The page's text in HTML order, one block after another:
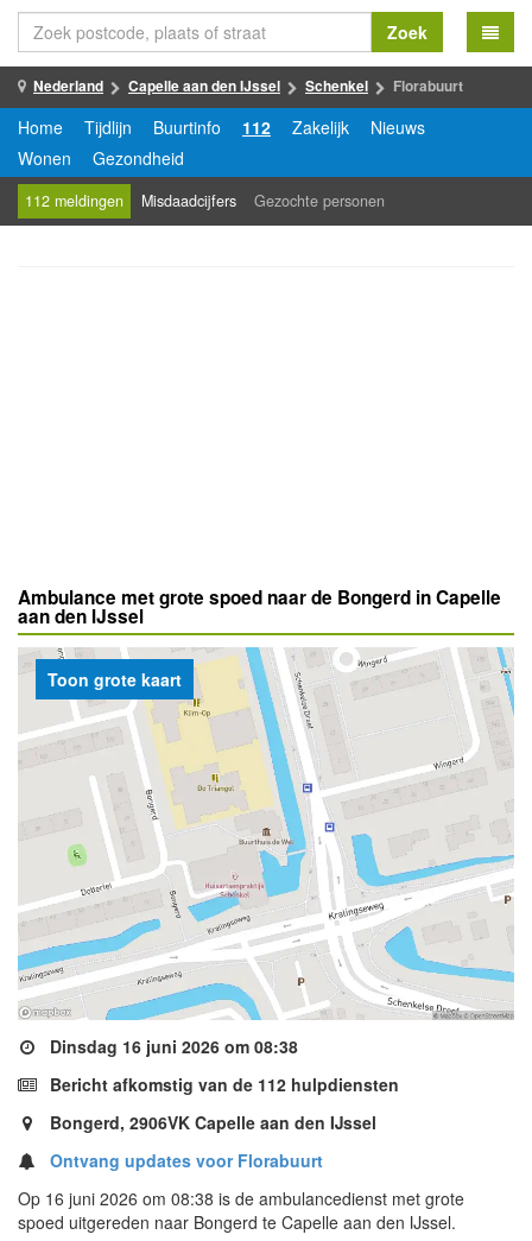
Zoek
Nederland Capelle aan den IJssel Schenkel Florabuurt
Home Tijdlijn Buurtinfo 112 Zakelijk
Nieuws
Wonen
Gezondheid
112 meldingen Misdaadcijfers Gezochte personen
Ambulance met grote spoed naar de Bongerd in Capelle
aan den IJssel
Dinsdag 16 juni 2026 om 08:38
Bericht afkomstig van de 112 hulpdiensten
Bongerd, 2906VK Capelle aan den IJssel
Ontvang updates voor Florabuurt
Op 16 juni 2026 om 08:38 is de ambulancedienst met grote
spoed uitgereden naar Bongerd te Capelle aan den IJssel.
Toon grote kaart